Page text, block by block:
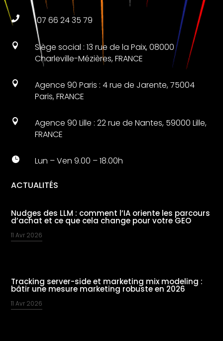
 07 66 24 35 79

Siège social : 13 rue de la Paix, 08000
Charleville-Mézières, FRANCE

Agence 90 Paris : 4 rue de Jarente, 75004
Paris, FRANCE

Agence 90 Lille : 22 rue de Nantes, 59000 Lille,
FRANCE
 Lun – Ven 9.00 – 18.00h
ACTUALITÉS
Nudges des LLM : comment l’IA oriente les parcours
d’achat et ce que cela change pour votre GEO
11 Avr 2026
Tracking server-side et marketing mix modeling :
bâtir une mesure marketing robuste en 2026
11 Avr 2026